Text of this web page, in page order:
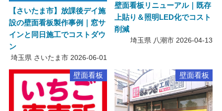
【さいたま市】放課後デイ施
設の壁面看板製作事例｜窓サ
インと同日施工でコストダウ
ン
埼玉県 さいたま市 2026-06-01
壁面看板リニューアル｜既存
上貼り＆照明LED化でコスト
削減
埼玉県 八潮市 2026-04-13
壁面看板 壁面看板